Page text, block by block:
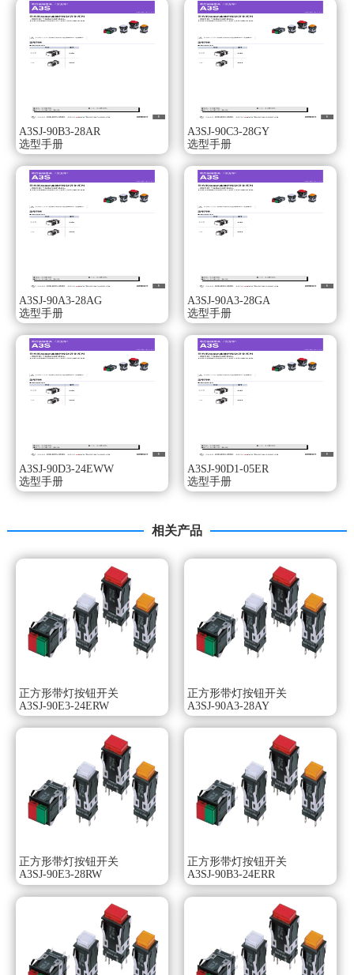
φ25用的环还能对应φ25的面板开口。
用开型（叉型）或闭型（圆型）压接端子安装。
IP65耐油（非带灯型）欧姆龙A3SJ-90D3-28AY。
IP65（带灯型）。种类：无带PCB端子的型号，IP40。
输出：SPDT。
带灯：LED。
使用电压：DC5V。
操作部颜色：蓝色。
可拆卸圆型φ16系列。
行业小级别28.5mm的微型设计欧姆龙选型手册。
可拆卸开关单元。
标准负载以及微小负载均可使用的共用接点。
IP40。
形状：方形。
动作功能：瞬时动作（自动复位型）。
带灯：LED。
使用电压：AC/DC12V。
操作部颜色：黄色欧姆龙选型手册。
可拆卸圆型φ16系列。
标准负载以及微小负载均可使用的共用接点。
易于布线的端子排列。
已经过EN 60947-5-1认证。种类：无带PCB端子的型号，IP40
欧姆龙选型手册。
动作功能：瞬时动作（自动复位型）。
带灯：LED。
使用电压：DC5V。
操作部颜色：白色。
可拆卸圆型φ16系列。
行业小级别28.5mm的微型设计。
可拆卸开关单元。
标准负载以及微小负载均可使用的共用接点。
已经过EN 60947-5-1认证。种类：无螺钉夹箍型，IP40。
形状：圆形。
动作功能：交替动作（自我保持型）。A3SJ-90D3-28AY选型
输出：DPDT。
带灯：LED。
使用电压：AC/DC12V。欧姆龙A3SJ-90D3-28AY。
操作部颜色：纯白色。
可拆卸圆型φ16系列。
可拆卸开关单元。
标准负载以及微小负载均可使用的共用接点。
易于布线的端子排列。
已经过EN 60947-5-1认证。
A3SJ-90B3-28AR
选型手册
A3SJ-90C3-28GY
选型手册
A3SJ-90A3-28AG
选型手册
A3SJ-90A3-28GA
选型手册
A3SJ-90D3-24EWW
选型手册
A3SJ-90D1-05ER
选型手册
相关产品
正方形带灯按钮开关
A3SJ-90E3-24ERW
正方形带灯按钮开关
A3SJ-90A3-28AY
正方形带灯按钮开关
A3SJ-90E3-28RW
正方形带灯按钮开关
A3SJ-90B3-24ERR